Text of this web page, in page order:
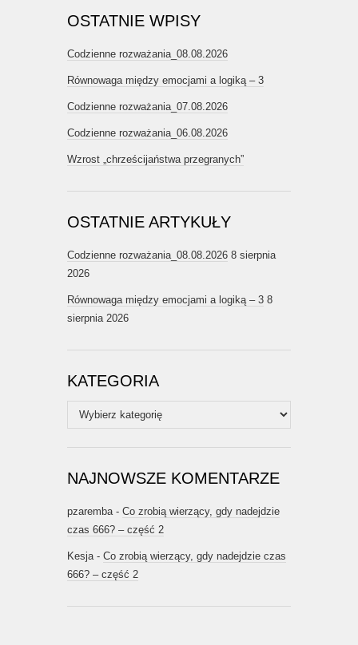
OSTATNIE WPISY
Codzienne rozważania_08.08.2026
Równowaga między emocjami a logiką – 3
Codzienne rozważania_07.08.2026
Codzienne rozważania_06.08.2026
Wzrost „chrześcijaństwa przegranych”
OSTATNIE ARTYKUŁY
Codzienne rozważania_08.08.2026 8 sierpnia
2026
Równowaga między emocjami a logiką – 3 8
sierpnia 2026
KATEGORIA
Kategoria
NAJNOWSZE KOMENTARZE
pzaremba- Co zrobią wierzący, gdy nadejdzie
czas 666? – część 2
Kesja- Co zrobią wierzący, gdy nadejdzie czas
666? – część 2